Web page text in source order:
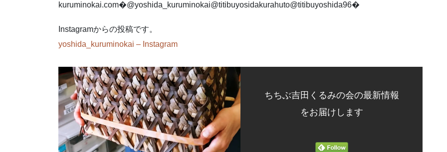
kuruminokai.com⁡�@yoshida_kuruminokai⁡@titibuyosidakurahuto⁡@titibuyoshida96⁡⁡⁡�⁡⁡⁡⁡
Instagramからの投稿です。
yoshida_kuruminokai – Instagram
ちちぶ吉田くるみの会の最新情報
をお届けします